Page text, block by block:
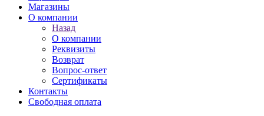
Магазины
О компании
Назад
О компании
Реквизиты
Возврат
Вопрос-ответ
Сертификаты
Контакты
Свободная оплата